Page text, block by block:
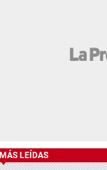
MÁS LEÍDAS